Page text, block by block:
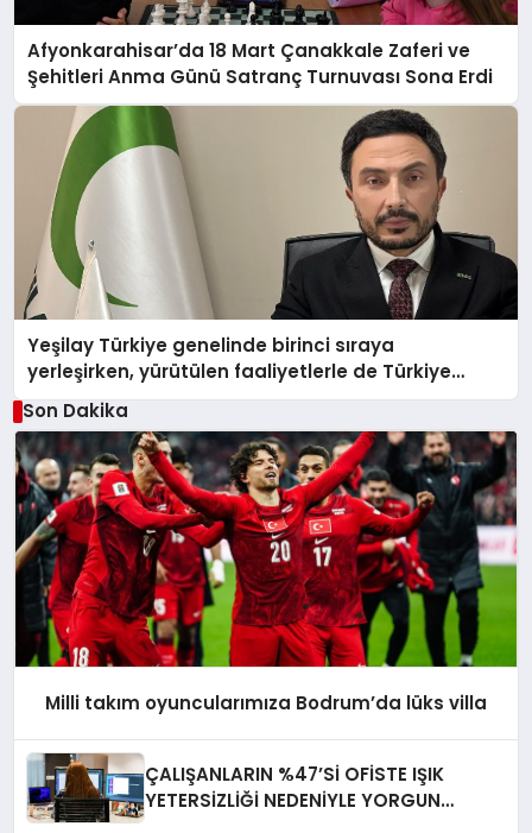
Afyonkarahisar’da 18 Mart Çanakkale Zaferi ve
Şehitleri Anma Günü Satranç Turnuvası Sona Erdi
Yeşilay Türkiye genelinde birinci sıraya
yerleşirken, yürütülen faaliyetlerle de Türkiye
üçüncüsü oldu.
Son Dakika
Milli takım oyuncularımıza Bodrum’da lüks villa
ÇALIŞANLARIN %47’Sİ OFİSTE IŞIK
YETERSİZLİĞİ NEDENİYLE YORGUN